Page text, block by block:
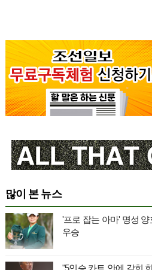
많이 본 뉴스
'프로 잡는 아마' 명성
우승